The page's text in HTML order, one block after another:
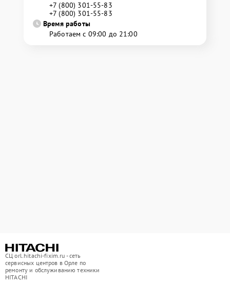
+7 (800) 301-55-83
+7 (800) 301-55-83
Время работы
Работаем с 09:00 до 21:00
СЦ orl.hitachi-fixim.ru - сеть
сервисных центров в Орле по
ремонту и обслуживанию техники
HITACHI